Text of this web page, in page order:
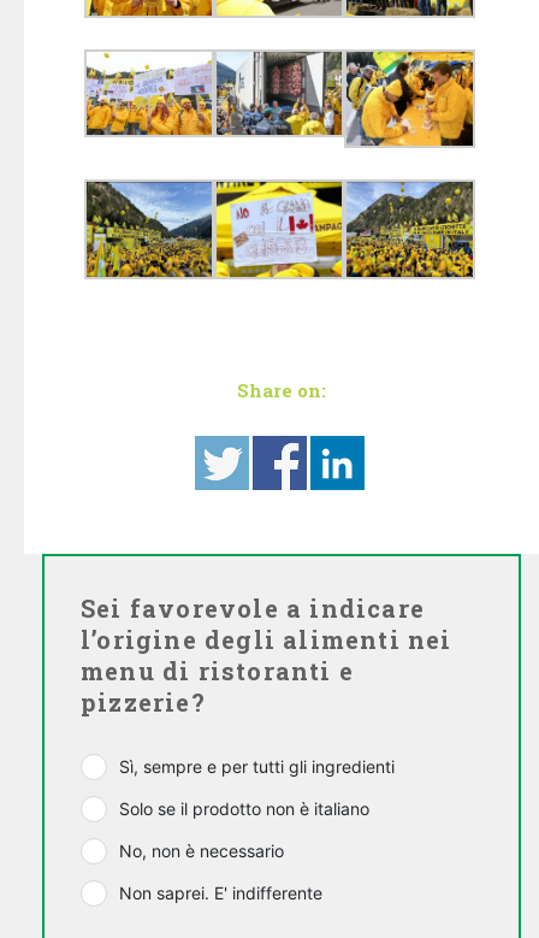
Share on:
Sei favorevole a indicare
l’origine degli alimenti nei
menu di ristoranti e
pizzerie?
Sì, sempre e per tutti gli ingredienti
Solo se il prodotto non è italiano
No, non è necessario
Non saprei. E' indifferente